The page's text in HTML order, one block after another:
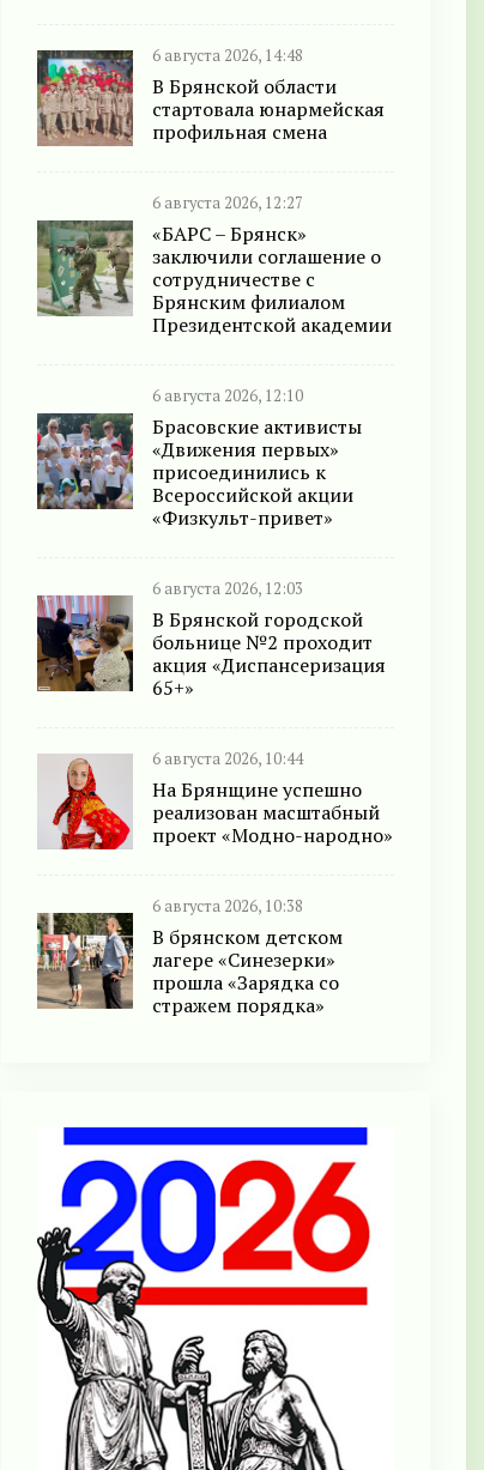
6 августа 2026, 14:48
В Брянской области
стартовала юнармейская
профильная смена
6 августа 2026, 12:27
«БАРС – Брянск»
заключили соглашение о
сотрудничестве с
Брянским филиалом
Президентской академии
6 августа 2026, 12:10
Брасовские активисты
«Движения первых»
присоединились к
Всероссийской акции
«Физкульт-привет»
6 августа 2026, 12:03
В Брянской городской
больнице №2 проходит
акция «Диспансеризация
65+»
6 августа 2026, 10:44
На Брянщине успешно
реализован масштабный
проект «Модно-народно»
6 августа 2026, 10:38
В брянском детском
лагере «Синезерки»
прошла «Зарядка со
стражем порядка»